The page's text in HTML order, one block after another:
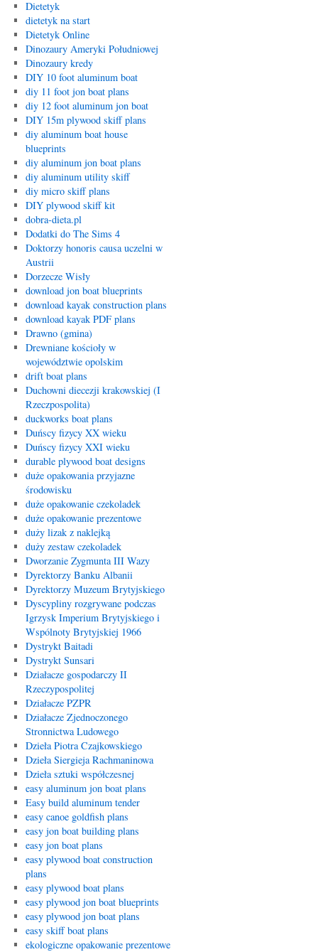
Dietetyk
dietetyk na start
Dietetyk Online
Dinozaury Ameryki Południowej
Dinozaury kredy
DIY 10 foot aluminum boat
diy 11 foot jon boat plans
diy 12 foot aluminum jon boat
DIY 15m plywood skiff plans
diy aluminum boat house
blueprints
diy aluminum jon boat plans
diy aluminum utility skiff
diy micro skiff plans
DIY plywood skiff kit
dobra-dieta.pl
Dodatki do The Sims 4
Doktorzy honoris causa uczelni w
Austrii
Dorzecze Wisły
download jon boat blueprints
download kayak construction plans
download kayak PDF plans
Drawno (gmina)
Drewniane kościoły w
województwie opolskim
drift boat plans
Duchowni diecezji krakowskiej (I
Rzeczpospolita)
duckworks boat plans
Duńscy fizycy XX wieku
Duńscy fizycy XXI wieku
durable plywood boat designs
duże opakowania przyjazne
środowisku
duże opakowanie czekoladek
duże opakowanie prezentowe
duży lizak z naklejką
duży zestaw czekoladek
Dworzanie Zygmunta III Wazy
Dyrektorzy Banku Albanii
Dyrektorzy Muzeum Brytyjskiego
Dyscypliny rozgrywane podczas
Igrzysk Imperium Brytyjskiego i
Wspólnoty Brytyjskiej 1966
Dystrykt Baitadi
Dystrykt Sunsari
Działacze gospodarczy II
Rzeczypospolitej
Działacze PZPR
Działacze Zjednoczonego
Stronnictwa Ludowego
Dzieła Piotra Czajkowskiego
Dzieła Siergieja Rachmaninowa
Dzieła sztuki współczesnej
easy aluminum jon boat plans
Easy build aluminum tender
easy canoe goldfish plans
easy jon boat building plans
easy jon boat plans
easy plywood boat construction
plans
easy plywood boat plans
easy plywood jon boat blueprints
easy plywood jon boat plans
easy skiff boat plans
ekologiczne opakowanie prezentowe